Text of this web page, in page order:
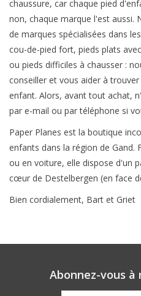
ACCESSOIRES
Cartes-cadeaux
MESUREZ LES PIEDS!
#MYCLIENTSARETHECUTEST
chaussure, car chaque pied
non, chaque marque l'est aussi.
de marques spécialisées dans
cou-de-pied fort, pieds plats
ou pieds difficiles à chausser :
conseiller et vous aider à
enfant. Alors, avant tout achat,
par e-mail ou par téléphone si
Paper Planes est la boutique
enfants dans la région de Gand.
ou en voiture, elle dispose d'un
cœur de Destelbergen (en face
Bien cordialement, Bart et Griet
Abonnez-vous